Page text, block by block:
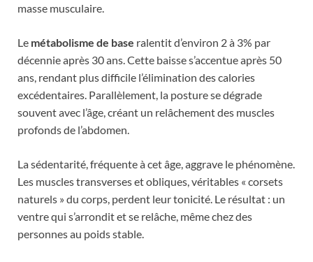
masse musculaire.
Le métabolisme de base ralentit d’environ 2 à 3% par
décennie après 30 ans. Cette baisse s’accentue après 50
ans, rendant plus difficile l’élimination des calories
excédentaires. Parallèlement, la posture se dégrade
souvent avec l’âge, créant un relâchement des muscles
profonds de l’abdomen.
La sédentarité, fréquente à cet âge, aggrave le phénomène.
Les muscles transverses et obliques, véritables « corsets
naturels » du corps, perdent leur tonicité. Le résultat : un
ventre qui s’arrondit et se relâche, même chez des
personnes au poids stable.